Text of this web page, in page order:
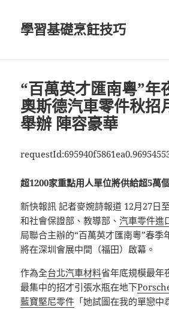
學習基礎烹飪技巧
“百萬英才匯南粵”年
奧斯德汽車零件秋招
舉辦 陣容豪華
超1200家重點用人單位將供給超5萬
新快報訊 記者麥婉詩報道 12月27日
和社會保證部、教導部、汽車零件進
局聯合主辦的“百萬英才匯南粵”春季
將在深圳會展中間（福田）啟幕。
作為全台北汽車材料省年底規模最年
最集中的招才引張水瓶在地下
藍寶堅尼零件 「她試圖在我的單戀